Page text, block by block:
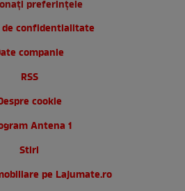
preferințele
confidentialitate
companie
RSS
cookie
Antena 1
Stiri
pe Lajumate.ro